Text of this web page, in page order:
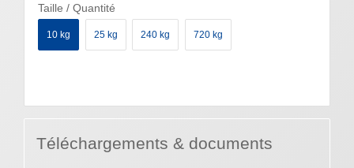
Taille / Quantité
10 kg 25 kg 240 kg 720 kg
Téléchargements & documents